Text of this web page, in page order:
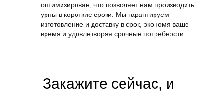
оптимизирован, что позволяет нам производить
урны в короткие сроки. Мы гарантируем
изготовление и доставку в срок, экономя ваше
время и удовлетворяя срочные потребности.
Закажите сейчас, и